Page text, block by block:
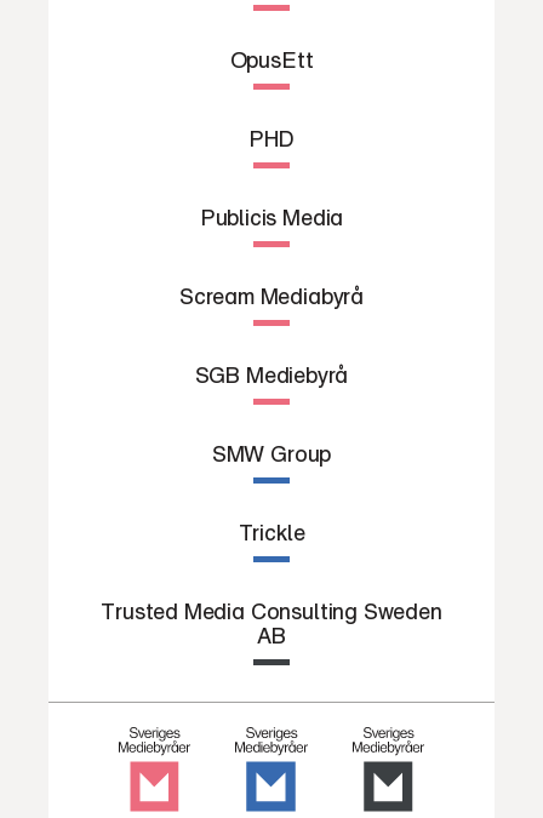
OpusEtt
PHD
Publicis Media
Scream Mediabyrå
SGB Mediebyrå
SMW Group
Trickle
Trusted Media Consulting Sweden
AB